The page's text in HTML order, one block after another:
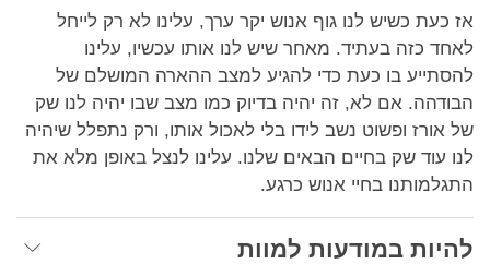
אז כעת כשיש לנו גוף אנוש יקר ערך, עלינו לא רק לייחל
לאחד כזה בעתיד. מאחר שיש לנו אותו עכשיו, עלינו
להסתייע בו כעת כדי להגיע למצב ההארה המושלם של
הבודהה. אם לא, זה יהיה בדיוק כמו מצב שבו יהיה לנו שק
של אורז ופשוט נשב לידו בלי לאכול אותו, ורק נתפלל שיהיה
לנו עוד שק בחיים הבאים שלנו. עלינו לנצל באופן מלא את
התגלמותנו בחיי אנוש כרגע.
להיות במודעות למוות